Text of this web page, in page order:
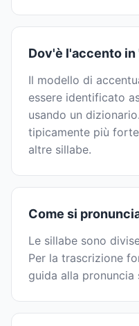
Dov'è l'accento
Il modello di
essere identificato
usando un
tipicamente più
altre sillabe.
Come si
Le sillabe sono
Per la trascrizione
guida alla pronuncia